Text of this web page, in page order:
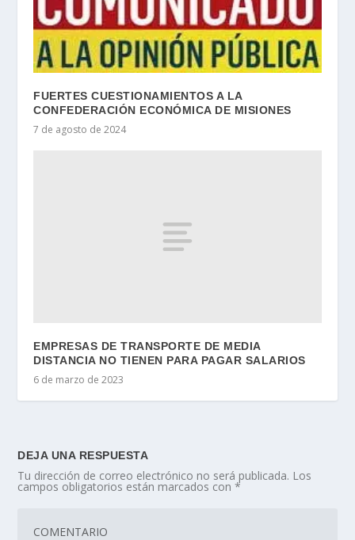
FUERTES CUESTIONAMIENTOS A LA
CONFEDERACIÓN ECONÓMICA DE MISIONES
7 de agosto de 2024
EMPRESAS DE TRANSPORTE DE MEDIA
DISTANCIA NO TIENEN PARA PAGAR SALARIOS
6 de marzo de 2023
DEJA UNA RESPUESTA
Tu dirección de correo electrónico no será publicada. Los
campos obligatorios están marcados con*